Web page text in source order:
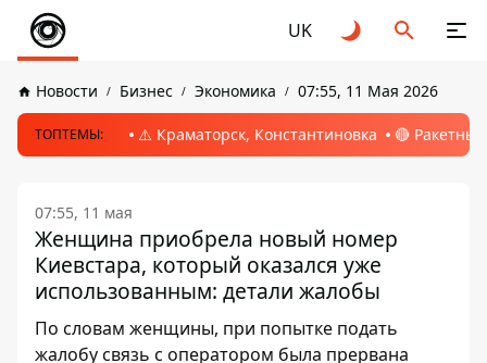
UK
Новости Бизнес Экономика 07:55, 11 Мая 2026
ТОПТЕМЫ: ⚠️ Краматорск, Константиновка 🔴
07:55, 11 мая
Женщина приобрела новый номер
Киевстара, который оказался уже
использованным: детали жалобы
По словам женщины, при попытке подать
жалобу связь с оператором была прервана